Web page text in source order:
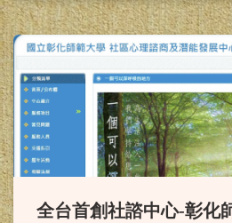
賀！本系「輔導
通過 2024「臺灣人文
刊評比暨核心期刊收
學核心期刊（TSSCI
恭賀！徐西森教
度終身成就獎。
全台首創社諮中心-彰化